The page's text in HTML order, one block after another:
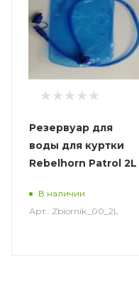
Резервуар для
воды для куртки
Rebelhorn Patrol 2L
В наличии
Арт.: Zbiornik_00_2L